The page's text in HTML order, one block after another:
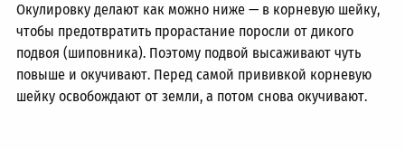
Окулировку делают как можно ниже — в корневую шейку,
чтобы предотвратить прорастание поросли от дикого
подвоя (шиповника). Поэтому подвой высаживают чуть
повыше и окучивают. Перед самой прививкой корневую
шейку освобождают от земли, а потом снова окучивают.